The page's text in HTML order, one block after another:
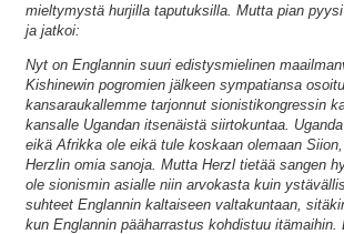
mieltymystä hurjilla taputuksilla. Mutta pian
ja jatkoi:
Nyt on Englannin suuri edistysmielinen
Kishinewin pogromien jälkeen sympatiansa
kansaraukallemme tarjonnut sionistikongressin
kansalle Ugandan itsenäistä siirtokuntaa.
eikä Afrikka ole eikä tule koskaan olemaan
Herzlin omia sanoja. Mutta Herzl tietää sangen
ole sionismin asialle niin arvokasta kuin
suhteet Englannin kaltaiseen valtakuntaan,
kun Englannin pääharrastus kohdistuu itämaihin.